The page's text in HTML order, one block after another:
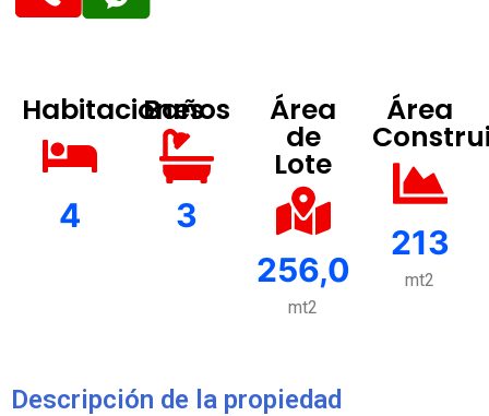
Habitaciones
4
Baños
3
Área
de
Lote
256,0
mt2
Área
213
mt2
Descripción de la propiedad